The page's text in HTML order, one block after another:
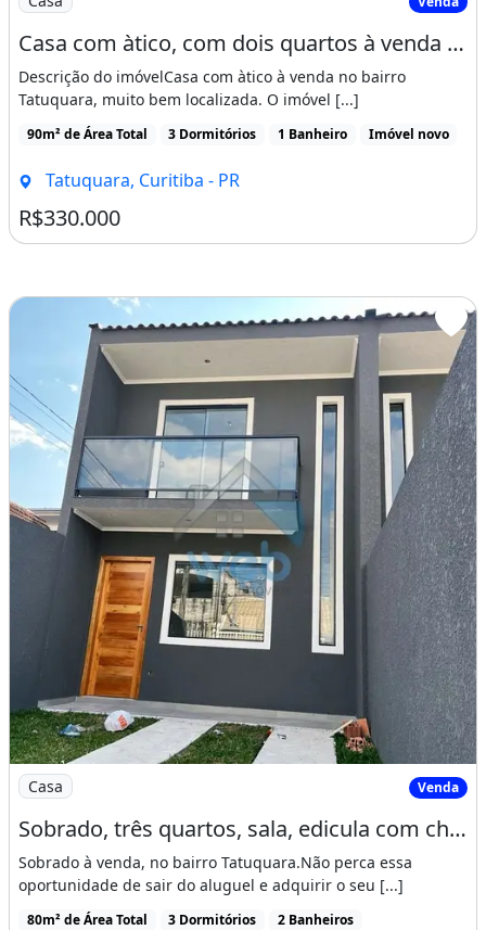
Casa com àtico, com dois quartos à venda na região do Tatuquara, próximo à Rua
Descrição do imóvelCasa com àtico à venda no bairro
Tatuquara, muito bem localizada. O imóvel [...]
90m² de Área Total 3 Dormitórios 1 Banheiro Imóvel novo
Tatuquara, Curitiba - PR
R$330.000
Imagem: Sobrado, três quartos, sala, edicula com
Casa Venda
Sobrado, três quartos, sala, edicula com churrasqueira, ótima localização
Sobrado à venda, no bairro Tatuquara.Não perca essa
oportunidade de sair do aluguel e adquirir o seu [...]
80m² de Área Total 3 Dormitórios 2 Banheiros